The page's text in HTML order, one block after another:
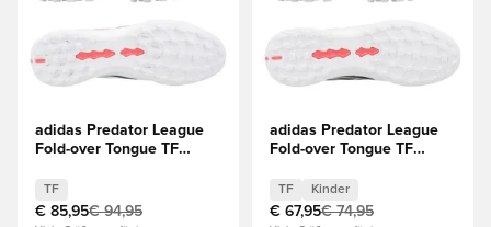
adidas Predator League
Fold-over Tongue TF
TF
€ 85,95€ 94,95
adidas Predator League
Fold-over Tongue TF
TF Kinder
€ 67,95€ 74,95